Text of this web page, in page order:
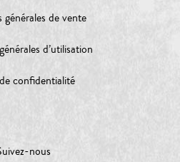
de vente
d’utilisation
confidentialité
nous